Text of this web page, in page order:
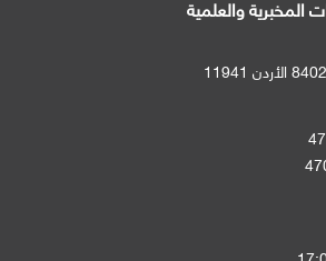
المخبرية والعلمية